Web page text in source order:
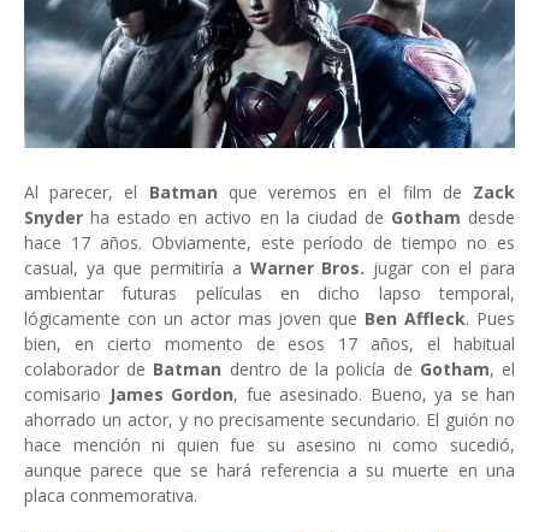
Al parecer, el Batman que veremos en el film de Zack
Snyder ha estado en activo en la ciudad de Gotham desde
hace 17 años. Obviamente, este período de tiempo no es
casual, ya que permitiría a Warner Bros. jugar con el para
ambientar futuras películas en dicho lapso temporal,
lógicamente con un actor mas joven que Ben Affleck. Pues
bien, en cierto momento de esos 17 años, el habitual
colaborador de Batman dentro de la policía de Gotham, el
comisario James Gordon, fue asesinado. Bueno, ya se han
ahorrado un actor, y no precisamente secundario. El guión no
hace mención ni quien fue su asesino ni como sucedió,
aunque parece que se hará referencia a su muerte en una
placa conmemorativa.